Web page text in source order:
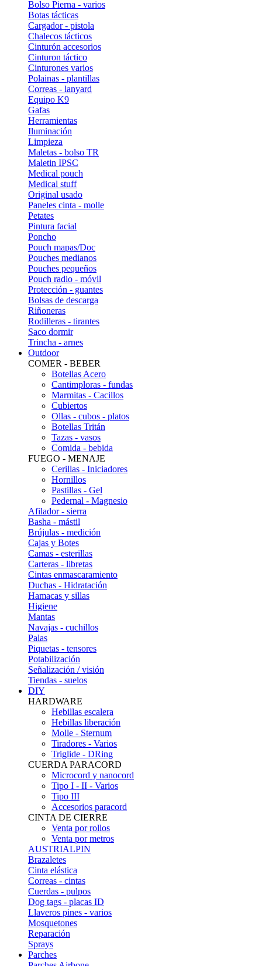
Bolso Pierna - varios
Botas tácticas
Cargador - pistola
Chalecos tácticos
Cinturón accesorios
Cinturon táctico
Cinturones varios
Polainas - plantillas
Correas - lanyard
Equipo K9
Gafas
Herramientas
Iluminación
Limpieza
Maletas - bolso TR
Maletin IPSC
Medical pouch
Medical stuff
Original usado
Paneles cinta - molle
Petates
Pintura facial
Poncho
Pouch mapas/Doc
Pouches medianos
Pouches pequeños
Pouch radio - móvil
Protección - guantes
Bolsas de descarga
Riñoneras
Rodilleras - tirantes
Saco dormir
Trincha - arnes
Outdoor
COMER - BEBER
Botellas Acero
Cantimploras - fundas
Marmitas - Cacillos
Cubiertos
Ollas - cubos - platos
Botellas Tritán
Tazas - vasos
Comida - bebida
FUEGO - MENAJE
Cerillas - Iniciadores
Hornillos
Pastillas - Gel
Pedernal - Magnesio
Afilador - sierra
Basha - mástil
Brújulas - medición
Cajas y Botes
Camas - esterillas
Carteras - libretas
Cintas enmascaramiento
Duchas - Hidratación
Hamacas y sillas
Higiene
Mantas
Navajas - cuchillos
Palas
Piquetas - tensores
Potabilización
Señalización / visión
Tiendas - suelos
DIY
HARDWARE
Hebillas escalera
Hebillas liberación
Molle - Sternum
Tiradores - Varios
Triglide - DRing
CUERDA PARACORD
Microcord y nanocord
Tipo I - II - Varios
Tipo III
Accesorios paracord
CINTA DE CIERRE
Venta por rollos
Venta por metros
AUSTRIALPIN
Brazaletes
Cinta elástica
Correas - cintas
Cuerdas - pulpos
Dog tags - placas ID
Llaveros pines - varios
Mosquetones
Reparación
Sprays
Parches